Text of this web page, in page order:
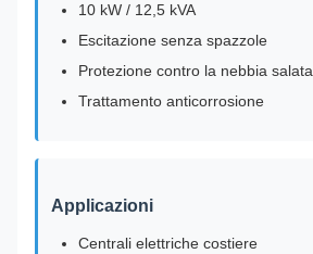
10 kW / 12,5 kVA
Escitazione senza spazzole
Protezione contro la nebbia salata
Trattamento anticorrosione
Applicazioni
Centrali elettriche costiere